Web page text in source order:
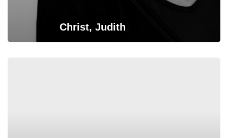
Christ, Judith